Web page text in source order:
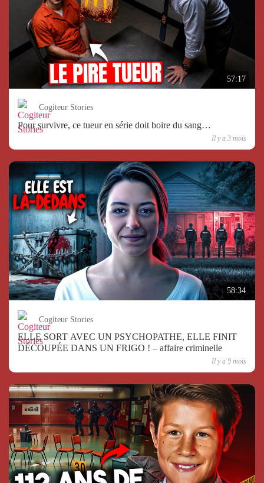
57:17
Cogiteur Stories
Pour survivre, ce tueur en série doit boire du sang…
Il y a 3 mois
58:34
Cogiteur Stories
ELLE SORT AVEC UN PSYCHOPATHE, ELLE FINIT
DÉCOUPÉE DANS UN FRIGO ! – affaire criminelle
Il y a 9 mois